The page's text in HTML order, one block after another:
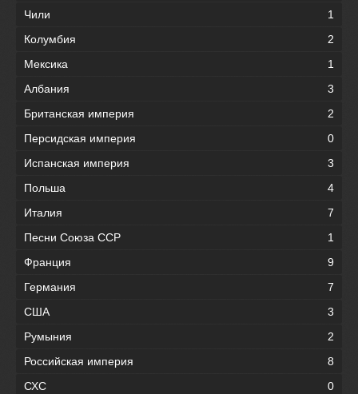
Чили
1
Колумбия
2
Мексика
1
Албания
3
Британская империя
2
Персидская империя
0
Испанская империя
3
Польша
4
Италия
7
Песни Союза ССР
1
Франция
9
Германия
7
США
3
Румыния
2
Российская империя
8
СХС
0